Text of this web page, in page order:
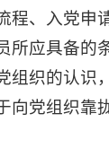
程、入党申
所应具备的
组织的认识
向党组织靠